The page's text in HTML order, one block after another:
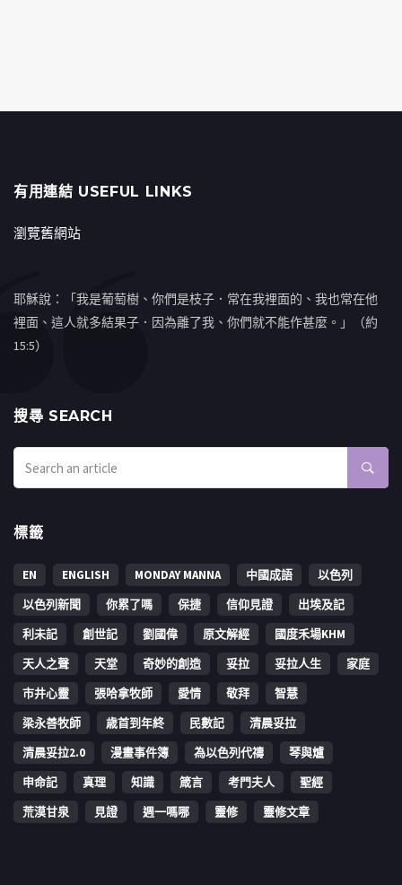
有用連結 USEFUL LINKS
瀏覽舊網站
耶穌說：「我是葡萄樹、你們是枝子．常在我裡面的、我也常在他
裡面、這人就多結果子．因為離了我、你們就不能作甚麼。」（約
15:5）
搜㝷 SEARCH
標籤
EN ENGLISH MONDAY MANNA 中國成語
以色列
以色列新聞
你累了嗎 保捷 信仰見證
出埃及記
利未記
創世記 劉國偉 原文解經
國度禾場KHM
天人之聲
天堂 奇妙的創造 妥拉 妥拉人生
家庭
市井心靈
張哈拿牧師 愛情 敬拜
智慧
梁永善牧師
歳首到年終 民數記
清晨妥拉
清晨妥拉2.0
漫畫事件簿 為以色列代禱
琴與爐
申命記
真理 知識 箴言 考門夫人
聖經
荒漠甘泉
見證 週一嗎哪 靈修 靈修文章